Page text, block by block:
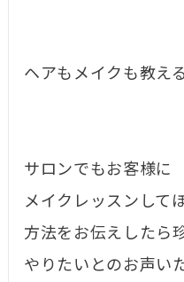
ヘアもメイクも教え
サロンでもお客様に
メイクレッスンして
方法をお伝えしたら
やりたいとのお声い